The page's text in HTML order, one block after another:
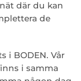
där du kan
de
i BODEN. Vår
i samma